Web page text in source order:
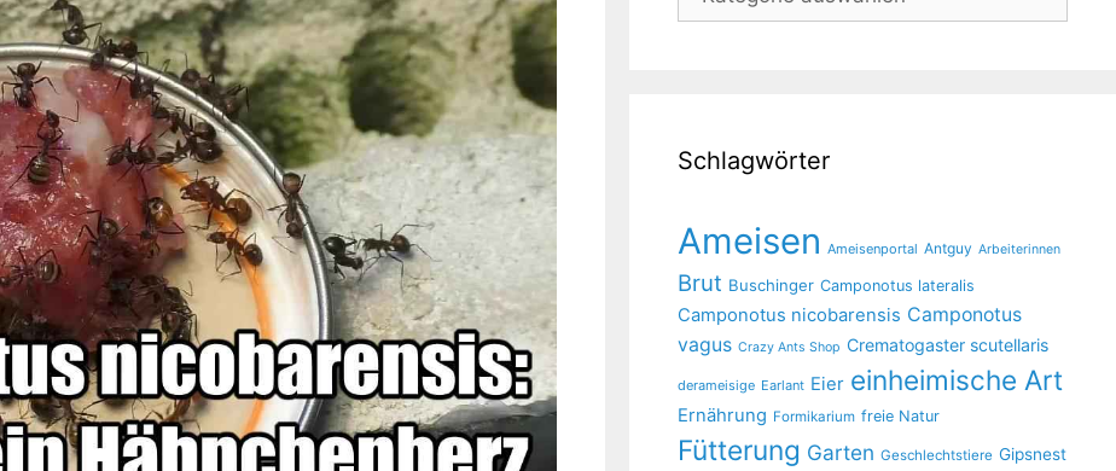
Schlagwörter
Ameisen Ameisenportal Antguy Arbeiterinnen
Brut Buschinger Camponotus lateralis
Camponotus nicobarensis Camponotus
vagus Crazy Ants Shop Crematogaster scutellaris
derameisige Earlant Eier einheimische Art
Ernährung Formikarium freie Natur
Fütterung Garten Geschlechtstiere Gipsnest